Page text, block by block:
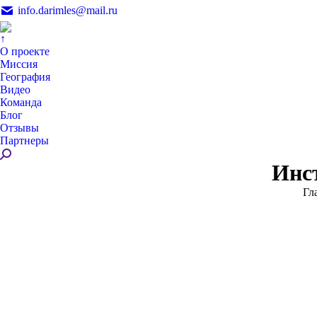
info.darimles@mail.ru
↑
О проекте
Миссия
География
Видео
Команда
Блог
Отзывы
Партнеры
Поиск:
Вы